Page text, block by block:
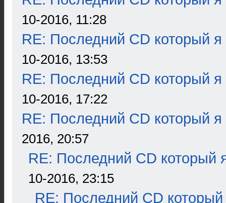
10-2016, 11:28
RE: Последний CD который я
10-2016, 13:53
RE: Последний CD который я
10-2016, 17:22
RE: Последний CD который я
2016, 20:57
RE: Последний CD который
10-2016, 23:15
RE: Последний CD который